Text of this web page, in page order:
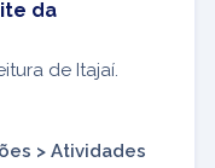
da
de Itajaí.
> Atividades